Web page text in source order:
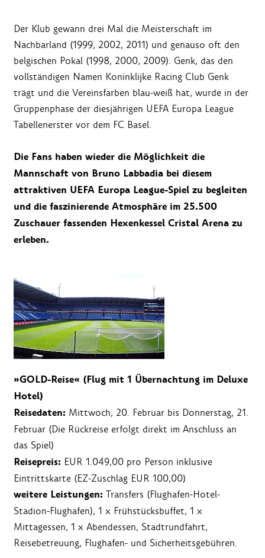
Der Klub gewann drei Mal die Meisterschaft im
Nachbarland (1999, 2002, 2011) und genauso oft den
belgischen Pokal (1998, 2000, 2009). Genk, das den
vollständigen Namen Koninklijke Racing Club Genk
trägt und die Vereinsfarben blau-weiß hat, wurde in der
Gruppenphase der diesjährigen UEFA Europa League
Tabellenerster vor dem FC Basel.
Die Fans haben wieder die Möglichkeit die
Mannschaft von Bruno Labbadia bei diesem
attraktiven UEFA Europa League-Spiel zu begleiten
und die faszinierende Atmosphäre im 25.500
Zuschauer fassenden Hexenkessel Cristal Arena zu
erleben.
»GOLD-Reise« (Flug mit 1 Übernachtung im Deluxe
Hotel)
Reisedaten: Mittwoch, 20. Februar bis Donnerstag, 21.
Februar (Die Rückreise erfolgt direkt im Anschluss an
das Spiel)
Reisepreis: EUR 1.049,00 pro Person inklusive
Eintrittskarte (EZ-Zuschlag EUR 100,00)
weitere Leistungen: Transfers (Flughafen-Hotel-
Stadion-Flughafen), 1 x Frühstücksbuffet, 1 x
Mittagessen, 1 x Abendessen, Stadtrundfahrt,
Reisebetreuung, Flughafen- und Sicherheitsgebühren.